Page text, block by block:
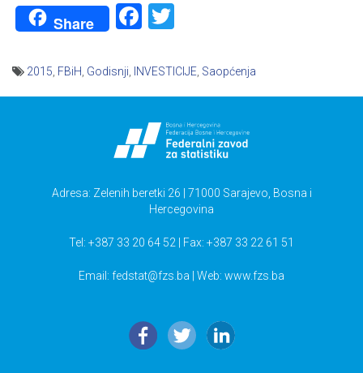
Share Facebook
2015 FBiH Godisnji INVESTICIJE Saopćenja
Adresa: Zelenih beretki 26 | 71000 Sarajevo, Bosna i
Hercegovina
Tel: +387 33 20 64 52 | Fax: +387 33 22 61 51
Email: fedstat@fzs.ba | Web: www.fzs.ba